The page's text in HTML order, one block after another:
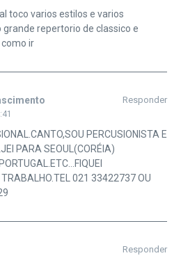
toco varios estilos e varios
repertorio de classico e
ir
Responder
PERCUSIONISTA E
PARA SEOUL(CORÉIA)
TRABALHO.TEL 021 33422737 OU
Responder